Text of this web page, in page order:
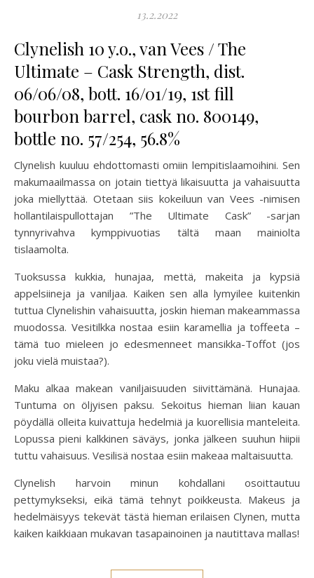
13.2.2022
Clynelish 10 y.o., van Vees / The
Ultimate – Cask Strength, dist.
06/06/08, bott. 16/01/19, 1st fill
bourbon barrel, cask no. 800149,
bottle no. 57/254, 56.8%
Clynelish kuuluu ehdottomasti omiin lempitislaamoihini. Sen
makumaailmassa on jotain tiettyä likaisuutta ja vahaisuutta
joka miellyttää. Otetaan siis kokeiluun van Vees -nimisen
hollantilaispullottajan ”The Ultimate Cask” -sarjan
tynnyrivahva kymppivuotias tältä maan mainiolta
tislaamolta.
Tuoksussa kukkia, hunajaa, mettä, makeita ja kypsiä
appelsiineja ja vaniljaa. Kaiken sen alla lymyilee kuitenkin
tuttua Clynelishin vahaisuutta, joskin hieman makeammassa
muodossa. Vesitilkka nostaa esiin karamellia ja toffeeta –
tämä tuo mieleen jo edesmenneet mansikka-Toffot (jos
joku vielä muistaa?).
Maku alkaa makean vaniljaisuuden siivittämänä. Hunajaa.
Tuntuma on öljyisen paksu. Sekoitus hieman liian kauan
pöydällä olleita kuivattuja hedelmiä ja kuorellisia manteleita.
Lopussa pieni kalkkinen säväys, jonka jälkeen suuhun hiipii
tuttu vahaisuus. Vesilisä nostaa esiin makeaa maltaisuutta.
Clynelish harvoin minun kohdallani osoittautuu
pettymykseksi, eikä tämä tehnyt poikkeusta. Makeus ja
hedelmäisyys tekevät tästä hieman erilaisen Clynen, mutta
kaiken kaikkiaan mukavan tasapainoinen ja nautittava mallas!